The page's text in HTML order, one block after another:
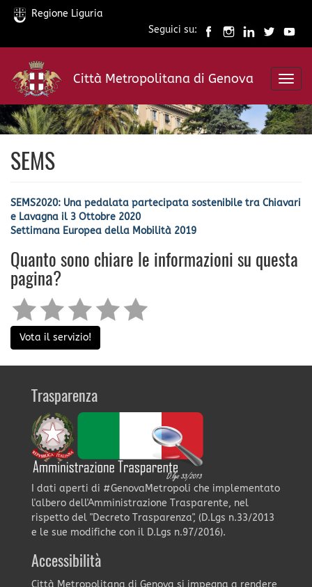
Salta
contenuto
principale
Regione Liguria
Seguici su:
Città Metropolitana di Genova
SEMS
SEMS2020: Una pedalata partecipata sostenibile tra Chiavari
e Lavagna il 3 Ottobre 2020
Settimana Europea della Mobilità 2019
Quanto sono chiare le informazioni su questa
pagina?
Vota il servizio!
Trasparenza
I dati aperti di #GenovaMetropoli che implementato
l'albero dell'Amministrazione Trasparente, nel
rispetto del "Decreto Trasparenza", (D.Lgs n.33/2013
e le sue modifiche con il D.Lgs n.97/2016).
Accessibilità